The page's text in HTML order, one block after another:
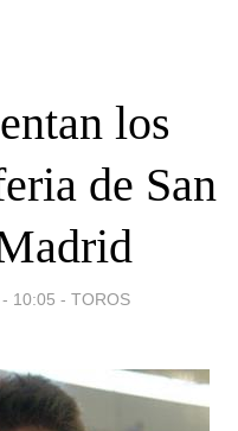
los
de San
10:05 - TOROS